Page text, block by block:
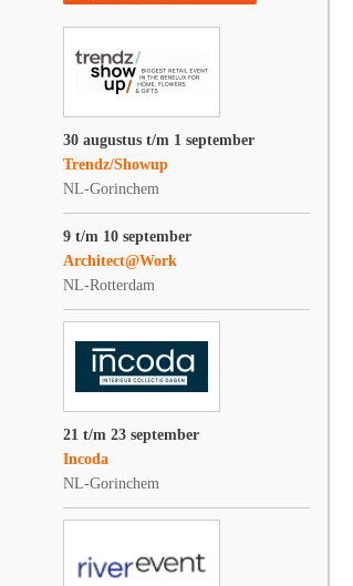
30 augustus t/m 1 september
Trendz/Showup
NL-Gorinchem
9 t/m 10 september
Architect@Work
NL-Rotterdam
21 t/m 23 september
Incoda
NL-Gorinchem